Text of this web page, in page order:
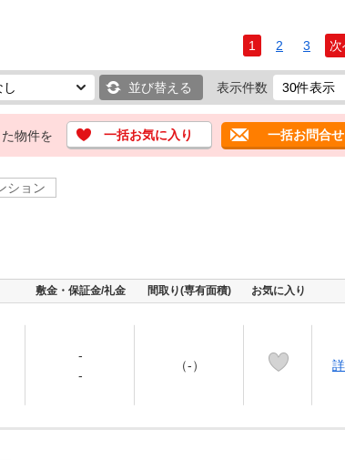
1 2 3
並び替える 表示件数
物件を 一括お気に入り 一括お問合せ
ション
敷金・保証金/礼金 間取り(専有面積) お気に入り
-
-
（-）